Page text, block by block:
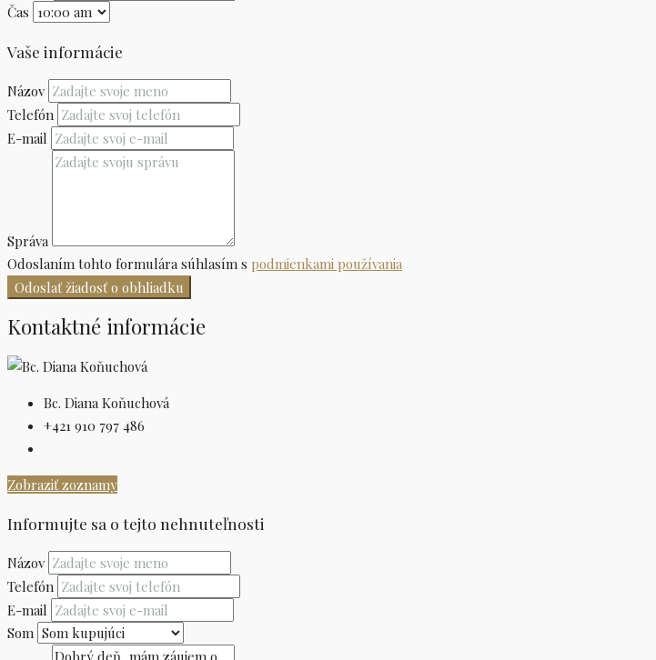
Čas
Vaše informácie
Názov
Telefón
E-mail
Správa
Odoslaním tohto formulára súhlasím s podmienkami používania
Odoslať žiadosť o obhliadku
Kontaktné informácie
Bc. Diana Koňuchová
+421 910 797 486
Zobraziť zoznamy
Informujte sa o tejto nehnuteľnosti
Názov
Telefón
E-mail
Som